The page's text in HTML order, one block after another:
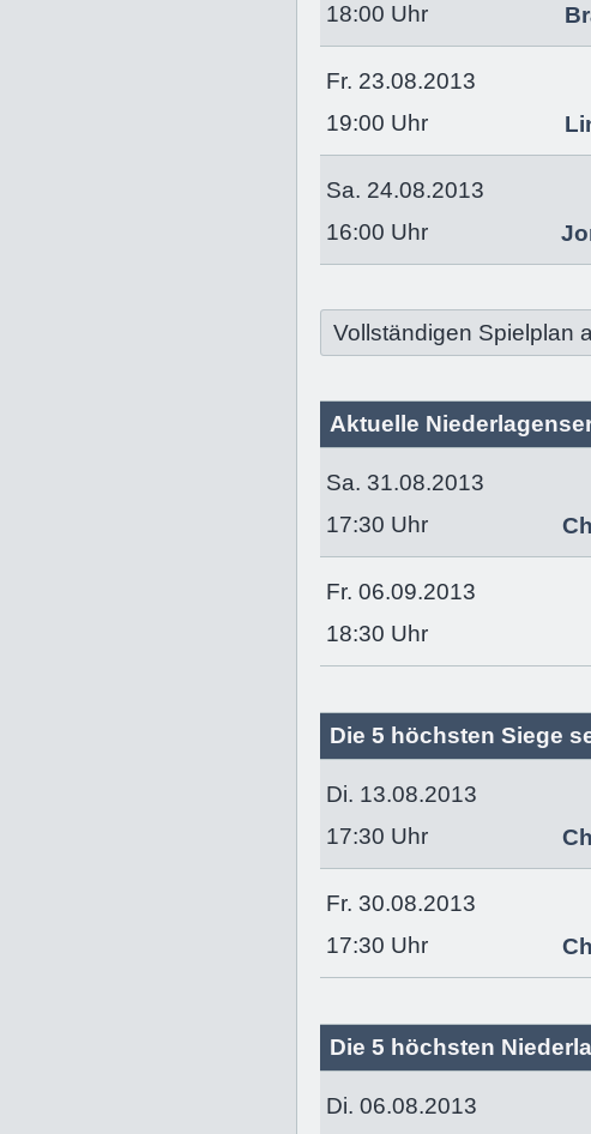
18:00 Uhr
Fr. 23.08.2013
19:00 Uhr
Sa. 24.08.2013
16:00 Uhr
Vollständigen Spielplan
Aktuelle
Sa. 31.08.2013
17:30 Uhr
Fr. 06.09.2013
18:30 Uhr
Die 5 höchsten Siege
Di. 13.08.2013
17:30 Uhr
Fr. 30.08.2013
17:30 Uhr
Die 5 höchsten
Di. 06.08.2013